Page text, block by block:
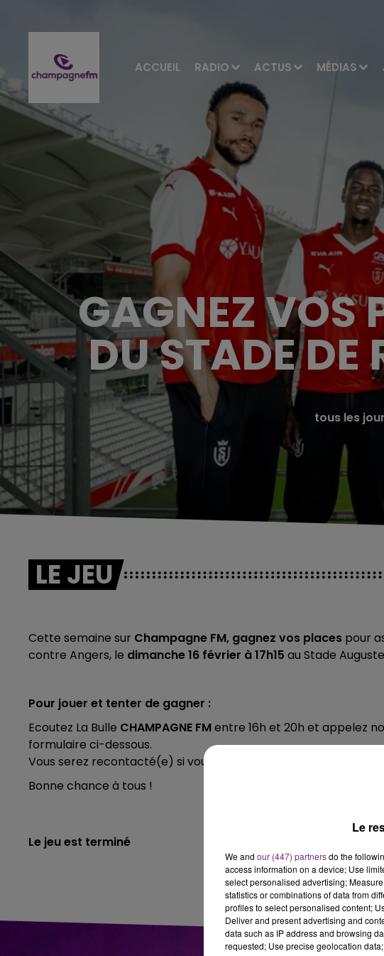
ACCUEIL RADIO ACTUS MÉDIAS
16h00 - 20h00
GAGNEZ VOS
DU STADE DE
tous les
LE JEU
Cette semaine sur Champagne FM, gagnez vos places pour
contre Angers, le dimanche 16 février à 17h15 au Stade
Pour jouer et tenter de gagner :
Ecoutez La Bulle CHAMPAGNE FMentre 16h et 20h et appelez
formulaire ci-dessous.
Vous serez recontacté(e) si vous avez gagné.
Bonne chance à tous !
Le jeu est terminé
Le
We and our (447) partnersdo the
access information on a device; Use
select personalised advertising;
statistics or combinations of data from
profiles to select personalised content;
Deliver and present advertising and
data such as IP address and browsing
requested; Use precise geolocation